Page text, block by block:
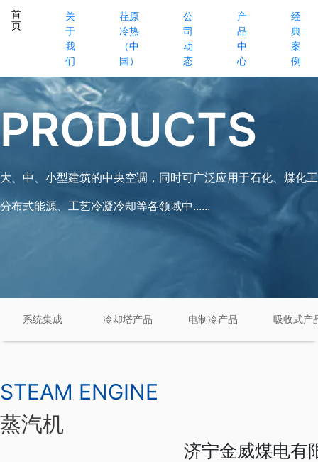
首
页
关
于
我
们
荏原
冷热
（中
国）
公
司
动
态
产
品
中
心
经
典
案
例
PRODUCTS
大、中、小型建筑的中央空调，同时可广泛应用于石化、煤化
分布式能源、工艺冷凝冷却等各领域中......
系统集成 冷却塔产品 电制冷产品 吸收式产
STEAM ENGINE
蒸汽机
济宁金威煤电有